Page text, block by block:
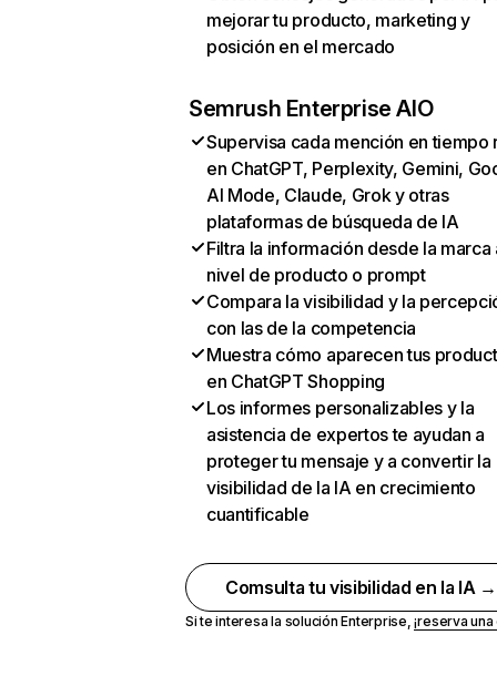
mejorar tu producto, marketing y
posición en el mercado
Semrush Enterprise AIO
Supervisa cada mención en tiempo
en ChatGPT, Perplexity, Gemini,
AI Mode, Claude, Grok y otras
plataformas de búsqueda de IA
Filtra la información desde la marca
nivel de producto o prompt
Compara la visibilidad y la
con las de la competencia
Muestra cómo aparecen tus
en ChatGPT Shopping
Los informes personalizables y la
asistencia de expertos te ayudan a
proteger tu mensaje y a convertir la
visibilidad de la IA en crecimiento
cuantificable
Comsulta tu visibilidad en la IA →
Si te interesa la solución Enterprise,¡reserva